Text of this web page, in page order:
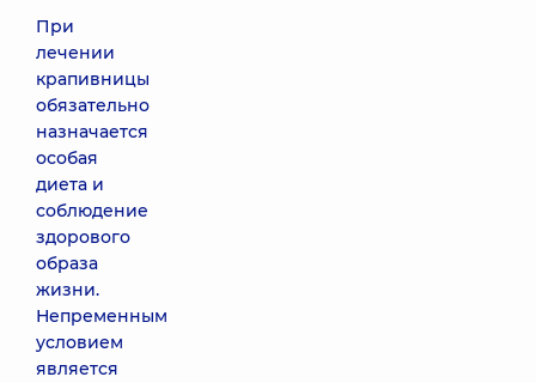
При
лечении
крапивницы
обязательно
назначается
особая
диета и
соблюдение
здорового
образа
жизни.
Непременным
условием
является